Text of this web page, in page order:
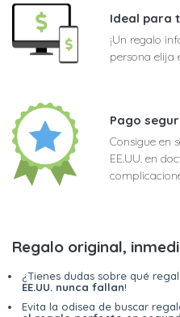
Ideal para
¡Un regalo
persona elija
Pago
Consigue en
EE.UU. en
Regalo original,
¿Tienes dudas sobre qué
EE.UU. nunca fallan!
Evita la odisea de buscar